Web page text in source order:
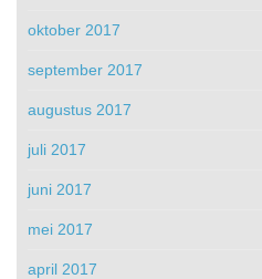
oktober 2017
september 2017
augustus 2017
juli 2017
juni 2017
mei 2017
april 2017